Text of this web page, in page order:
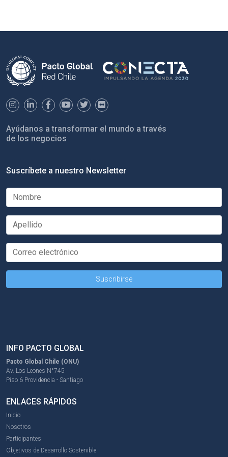
Ayúdanos a transformar el mundo a través
de los negocios
Suscríbete a nuestro Newsletter
INFO PACTO GLOBAL
Pacto Global Chile (ONU)
Av. Los Leones N°745
Piso 6 Providencia - Santiago
ENLACES RÁPIDOS
Inicio
Nosotros
Participantes
Objetivos de Desarrollo Sostenible